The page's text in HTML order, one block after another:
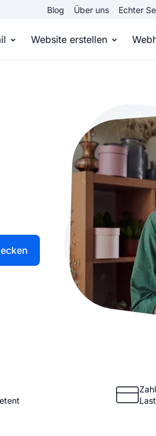
Blog Über uns Echter
Domains
Domain-Endungen aus aller Welt
schnell beim Domain-Profi
gute Domains
.mobile Domain
E-Mail-Hosting
Zugriff auf E-Mails immer und
Website erstellen
Homepage
Eigene
Online-Shop
Bringe dein
Website
Unser Website-